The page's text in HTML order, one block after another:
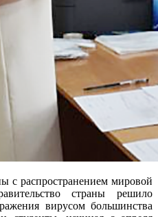
с распространением мировой
страны решило
вирусом большинства